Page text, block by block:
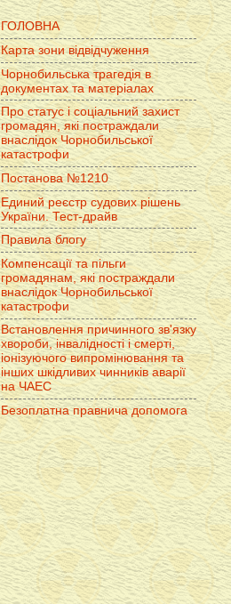
ГОЛОВНА
Карта зони відвідчуження
Чорнобильська трагедія в
документах та матеріалах
Про статус і соціальний захист
громадян, які постраждали
внаслідок Чорнобильської
катастрофи
Постанова №1210
Единий реєстр судових рішень
України. Тест-драйв
Правила блогу
Компенсації та пільги
громадянам, які постраждали
внаслідок Чорнобильської
катастрофи
Встановлення причинного зв'язку
хвороби, інвалідності і смерті,
іонізуючого випромінювання та
інших шкідливих чинників аварії
на ЧАЕС
Безоплатна правнича допомога